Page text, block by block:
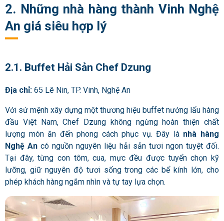
2. Những nhà hàng thành Vinh Nghệ
An giá siêu hợp lý
2.1. Buffet Hải Sản Chef Dzung
Địa chỉ: 65 Lê Nin, TP. Vinh, Nghệ An
Với sứ mệnh xây dựng một thương hiệu buffet nướng lẩu hàng
đầu Việt Nam, Chef Dzung không ngừng hoàn thiện chất
lượng món ăn đến phong cách phục vụ. Đây là nhà hàng
Nghệ An có nguồn nguyên liệu hải sản tươi ngon tuyệt đối.
Tại đây, từng con tôm, cua, mực đều được tuyển chọn kỹ
lưỡng, giữ nguyên độ tươi sống trong các bể kính lớn, cho
phép khách hàng ngắm nhìn và tự tay lựa chọn.